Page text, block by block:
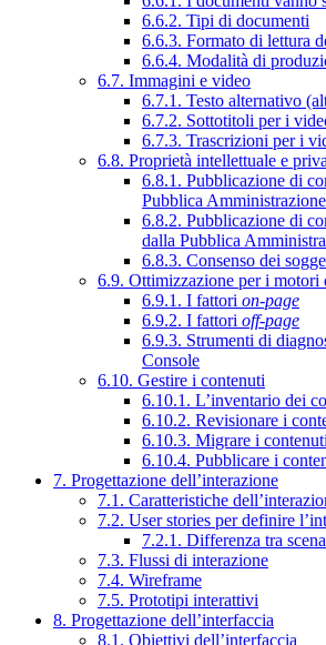
6.6.2. Tipi di documenti
6.6.3. Formato di lettura
6.6.4. Modalità di
6.7. Immagini e video
6.7.1. Testo alternativo
6.7.2. Sottotitoli per i
6.7.3. Trascrizioni per i
6.8. Proprietà intellettuale e
6.8.1. Pubblicazione di
Pubblica Amministrazione
6.8.2. Pubblicazione di
dalla Pubblica
6.8.3. Consenso dei
6.9. Ottimizzazione per i motori
6.9.1. I fattori on-page
6.9.2. I fattori off-page
6.9.3. Strumenti di
Console
6.10. Gestire i contenuti
6.10.1. L’inventario dei
6.10.2. Revisionare i
6.10.3. Migrare i contenuti
6.10.4. Pubblicare i
7. Progettazione dell’interazione
7.1. Caratteristiche
7.2. User stories per definire
7.2.1. Differenza tra
7.3. Flussi di interazione
7.4. Wireframe
7.5. Prototipi interattivi
8. Progettazione dell’interfaccia
8.1. Obiettivi dell’interfaccia